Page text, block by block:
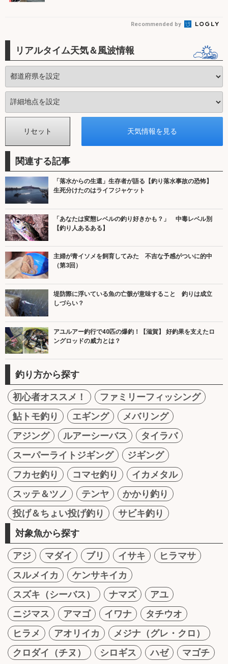
Recommended by
リアルタイム天気＆風波情報
関連する記事
「落水からの生還」生存者が語る【釣り落水事故の恐怖】
生死分けたのはライフジャケット
「あなたは変態レベルの釣り好きかも？」 中毒レベル別
【釣り人あるある】
主婦が青イソメを飼育してみた 不吉な予感がついに的中
（第3回）
堤防際に浮いている魚の亡骸が意味すること 釣りは成立
しづらい？
アユルアー釣行で40匹の爆釣！【滋賀】 好釣果を支えたロ
ングロッドの威力とは？
釣り方から探す
初心者オススメ！
ファミリーフィッシング
鮎トモ釣り
エギング
メバリング
アジング
ルアーシーバス
タイラバ
スーパーライトジギング
ジギング
フカセ釣り
コマセ釣り
イカメタル
スッテ＆ツノ
テンヤ
かかり釣り
投げ＆ちょい投げ釣り
サビキ釣り
対象魚から探す
アジ マダイ ブリ イサキ
ヒラマサ
スルメイカ
ケンサキイカ
スズキ（シーバス）
ナマズ
アユ
ニジマス
アマゴ イワナ
タチウオ
ヒラメ
アオリイカ
メジナ（グレ・クロ）
クロダイ（チヌ）
シロギス ハゼ マゴチ